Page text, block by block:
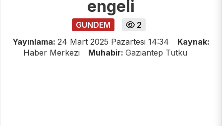
engeli
GUNDEM
2
Yayınlama: 24 Mart 2025 Pazartesi 14:34
Kaynak:
Haber Merkezi
Muhabir: Gaziantep Tutku